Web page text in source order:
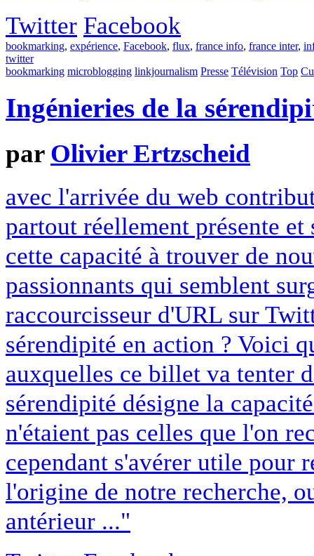
Twitter Facebook
bookmarking, expérience, Facebook, flux, france info, france inter,
twitter
bookmarking microblogging linkjournalism Presse Télévision Top
Ingénieries de la
par Olivier Ertzscheid
avec l'arrivée du web
partout réellement présente
cette capacité à trouver de
passionnants qui semblent
raccourcisseur d'URL sur
sérendipité en action ? Voici
auxquelles ce billet va tenter
sérendipité désigne la
n'étaient pas celles que l'on
cependant s'avérer utile pour
l'origine de notre recherche,
antérieur ..."